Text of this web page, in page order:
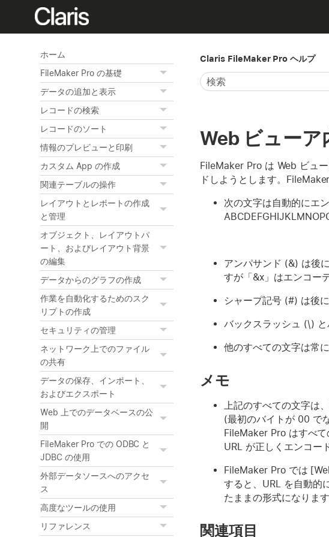
ホーム
FileMaker Pro の基礎
データの追加と表示
レコードの検索
レコードのソート
情報のプレビューと印刷
カスタム App の作成
関連テーブルの操作
レイアウトとレポートの作成
と管理
オブジェクト、レイアウトパ
ート、およびレイアウト背景
の編集
データからのグラフの作成
作業を自動化するためのスク
リプトの作成
セキュリティの管理
ネットワーク上でのファイル
の共有
データの保存、インポート、
およびエクスポート
Web 上でのデータベースの公
開
FileMaker Pro での ODBC と
JDBC の使用
外部データソースへのアクセ
ス
高度なツールの使用
リファレンス
Claris FileMaker Pro ヘルプ
Web ビューア
FileMaker Pro は Web ビュ
ドしようとします。
次の文字は自動的にエ
アンパサンド (&) は後
すが「&x」はエンコー
シャープ記号 (#) は後
バックスラッシュ (\) と
他のすべての文字は常
メモ
上記のすべての文字は
(最初のバイトが 00 で
FileMaker Pro はすべ
URL が正しくエンコー
FileMaker Pro では
すると、URL を自動的
たままの形式になります
関連項目